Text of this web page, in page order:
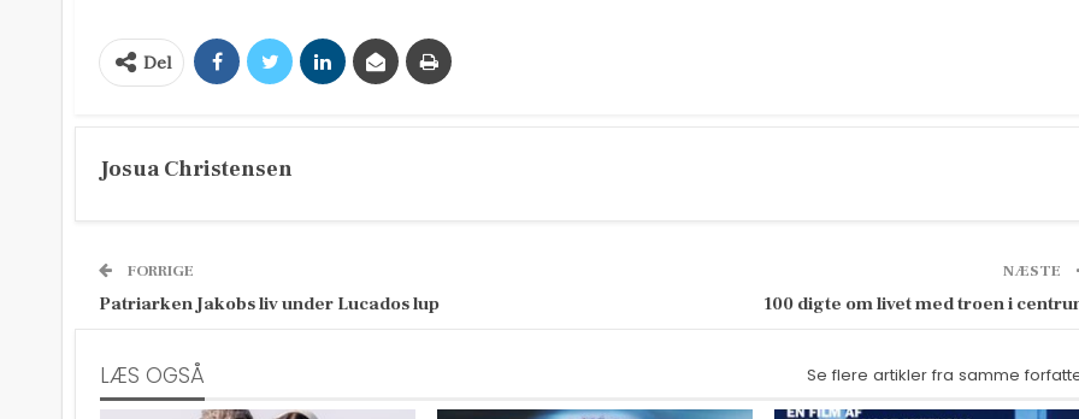
Del
Josua Christensen
FORRIGE
Patriarken Jakobs liv under Lucados lup
NÆSTE
100 digte om livet med troen i
LÆS OGSÅ Se flere artikler fra samme